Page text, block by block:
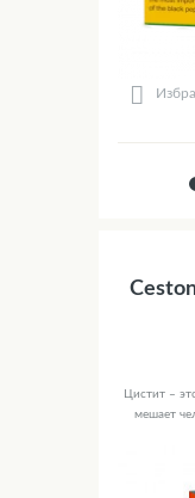
Цистит –
мешает